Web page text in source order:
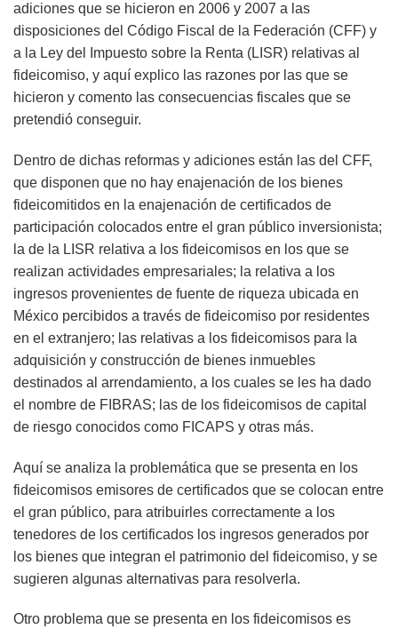
adiciones que se hicieron en 2006 y 2007 a las
disposiciones del Código Fiscal de la Federación (CFF) y
a la Ley del Impuesto sobre la Renta (LISR) relativas al
fideicomiso, y aquí explico las razones por las que se
hicieron y comento las consecuencias fiscales que se
pretendió conseguir.
Dentro de dichas reformas y adiciones están las del CFF,
que disponen que no hay enajenación de los bienes
fideicomitidos en la enajenación de certificados de
participación colocados entre el gran público inversionista;
la de la LISR relativa a los fideicomisos en los que se
realizan actividades empresariales; la relativa a los
ingresos provenientes de fuente de riqueza ubicada en
México percibidos a través de fideicomiso por residentes
en el extranjero; las relativas a los fideicomisos para la
adquisición y construcción de bienes inmuebles
destinados al arrendamiento, a los cuales se les ha dado
el nombre de FIBRAS; las de los fideicomisos de capital
de riesgo conocidos como FICAPS y otras más.
Aquí se analiza la problemática que se presenta en los
fideicomisos emisores de certificados que se colocan entre
el gran público, para atribuirles correctamente a los
tenedores de los certificados los ingresos generados por
los bienes que integran el patrimonio del fideicomiso, y se
sugieren algunas alternativas para resolverla.
Otro problema que se presenta en los fideicomisos es